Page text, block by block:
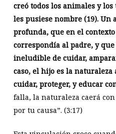
creó todos los animales y
les pusiese nombre (19). Un
profunda, que en el
correspondía al padre, y
ineludible de cuidar,
caso, el hijo es la
cuidar, proteger, y educar
falla, la naturaleza caerá
por tu causa”. (3:17)